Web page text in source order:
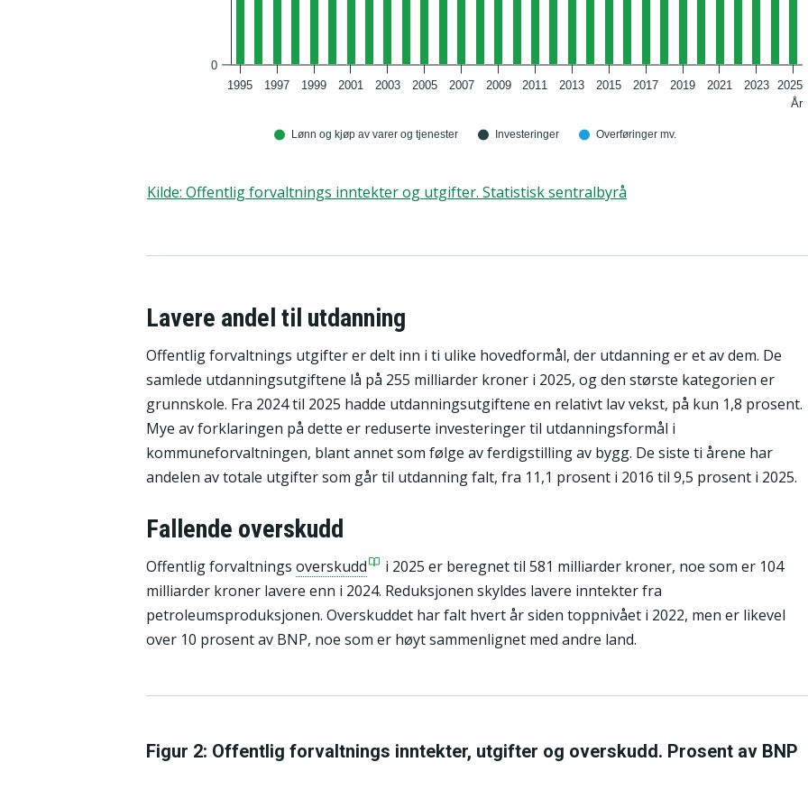
År
1995 1997 1999 2001 2003 2005 2007 2009 2011 2013 2015 2017 2019 2021 2023 2025
0
Lønn og kjøp av varer og tjenester Investeringer Overføringer mv.
Kilde: Offentlig forvaltnings inntekter og utgifter. Statistisk sentralbyrå
Lavere andel til utdanning
Offentlig forvaltnings utgifter er delt inn i ti ulike hovedformål, der utdanning er et av dem. De
samlede utdanningsutgiftene lå på 255 milliarder kroner i 2025, og den største kategorien er
grunnskole. Fra 2024 til 2025 hadde utdanningsutgiftene en relativt lav vekst, på kun 1,8 prosent.
Mye av forklaringen på dette er reduserte investeringer til utdanningsformål i
kommuneforvaltningen, blant annet som følge av ferdigstilling av bygg. De siste ti årene har
andelen av totale utgifter som går til utdanning falt, fra 11,1 prosent i 2016 til 9,5 prosent i 2025.
Fallende overskudd
Offentlig forvaltnings overskudd
i 2025 er beregnet til 581 milliarder kroner, noe som er 104
milliarder kroner lavere enn i 2024. Reduksjonen skyldes lavere inntekter fra
petroleumsproduksjonen. Overskuddet har falt hvert år siden toppnivået i 2022, men er likevel
over 10 prosent av BNP, noe som er høyt sammenlignet med andre land.
Figur 2: Offentlig forvaltnings inntekter, utgifter og overskudd. Prosent av BNP